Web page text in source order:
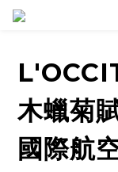
木蠟菊
國際航